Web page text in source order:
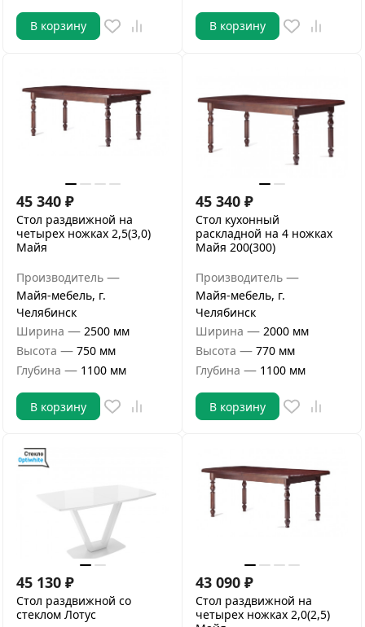
В корзину В корзину
45 340 ₽
Стол раздвижной на
четырех ножках 2,5(3,0)
Майя
Производитель —
Майя-мебель, г.
Челябинск
Ширина — 2500 мм
Высота — 750 мм
Глубина — 1100 мм
В корзину
45 340 ₽
Стол кухонный
раскладной на 4 ножках
Майя 200(300)
Производитель —
Майя-мебель, г.
Челябинск
Ширина — 2000 мм
Высота — 770 мм
Глубина — 1100 мм
В корзину
45 130 ₽
Стол раздвижной со
стеклом Лотус
43 090 ₽
Стол раздвижной на
четырех ножках 2,0(2,5)